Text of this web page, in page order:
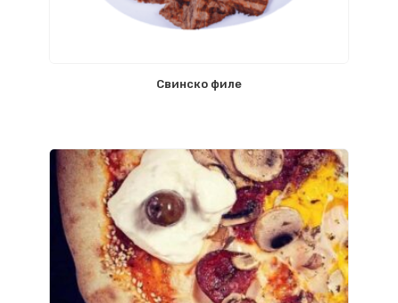
Свинско филе